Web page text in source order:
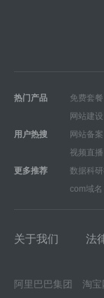
热门产品 免费套餐
网站建设
用户热搜
网站备案
视频直播
更多推荐
数据科
com域名
关于我们 法
阿里巴巴集团 淘宝